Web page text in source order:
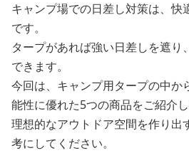
キャンプ場での日差し対策は、快
です。
タープがあれば強い日差しを遮り
できます。
今回は、キャンプ用タープの中か
能性に優れた5つの商品をご紹介し
理想的なアウトドア空間を作り出
考にしてください。